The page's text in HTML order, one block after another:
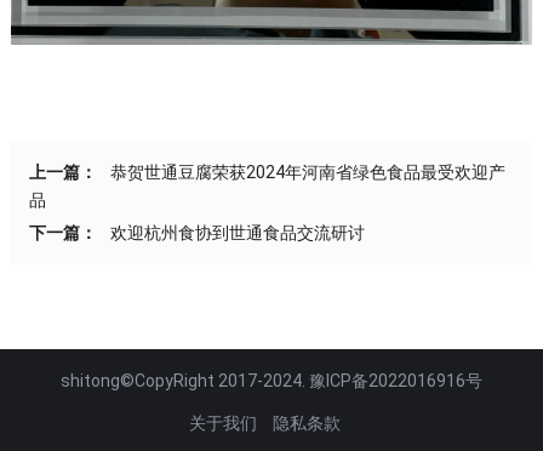
上一篇：
恭贺世通豆腐荣获2024年河南省绿色食品最受欢迎产
品
下一篇：
欢迎杭州食协到世通食品交流研讨
shitong©CopyRight 2017-2024. 豫ICP备2022016916号
关于我们 隐私条款